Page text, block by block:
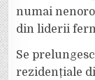
numai
din liderii
Se
rezidențiale